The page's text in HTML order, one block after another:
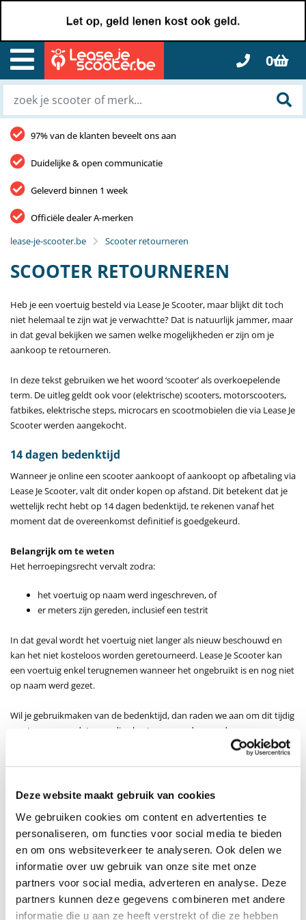
Deze website maakt gebruik van cookies
We gebruiken cookies om content en advertenties te
personaliseren, om functies voor social media te bieden
en om ons websiteverkeer te analyseren. Ook delen we
informatie over uw gebruik van onze site met onze
partners voor social media, adverteren en analyse. Deze
partners kunnen deze gegevens combineren met andere
informatie die u aan ze heeft verstrekt of die ze hebben
0
97% van de klanten beveelt ons aan
Duidelijke & open communicatie
Geleverd binnen 1 week
Officiële dealer A-merken
lease-je-scooter.be
Scooter retourneren
SCOOTER RETOURNEREN
Heb je een voertuig besteld via Lease Je Scooter, maar blijkt dit toch
niet helemaal te zijn wat je verwachtte? Dat is natuurlijk jammer, maar
in dat geval bekijken we samen welke mogelijkheden er zijn om je
aankoop te retourneren.
In deze tekst gebruiken we het woord ‘scooter’ als overkoepelende
term. De uitleg geldt ook voor (elektrische) scooters, motorscooters,
fatbikes, elektrische steps, microcars en scootmobielen die via Lease Je
Scooter werden aangekocht.
14 dagen bedenktijd
Wanneer je online een scooter aankoopt of aankoopt op afbetaling via
Lease Je Scooter, valt dit onder kopen op afstand. Dit betekent dat je
wettelijk recht hebt op 14 dagen bedenktijd, te rekenen vanaf het
moment dat de overeenkomst definitief is goedgekeurd.
Belangrijk om te weten
Het herroepingsrecht vervalt zodra:
het voertuig op naam werd ingeschreven, of
er meters zijn gereden, inclusief een testrit
In dat geval wordt het voertuig niet langer als nieuw beschouwd en
kan het niet kosteloos worden geretourneerd. Lease Je Scooter kan
een voertuig enkel terugnemen wanneer het ongebruikt is en nog niet
op naam werd gezet.
Wil je gebruikmaken van de bedenktijd, dan raden we aan om dit tijdig
aan te geven, zodat onnodige kosten vermeden worden.
het voertuig ongebruikt is
het voertuig nog niet op naam werd ingeschreven
De bedenktijd geldt uitsluitend voor voertuigen die via Lease Je
Scooter werden aangekocht en is van toepassing op zowel
rechtstreekse aankoop als aankoop op afbetaling.